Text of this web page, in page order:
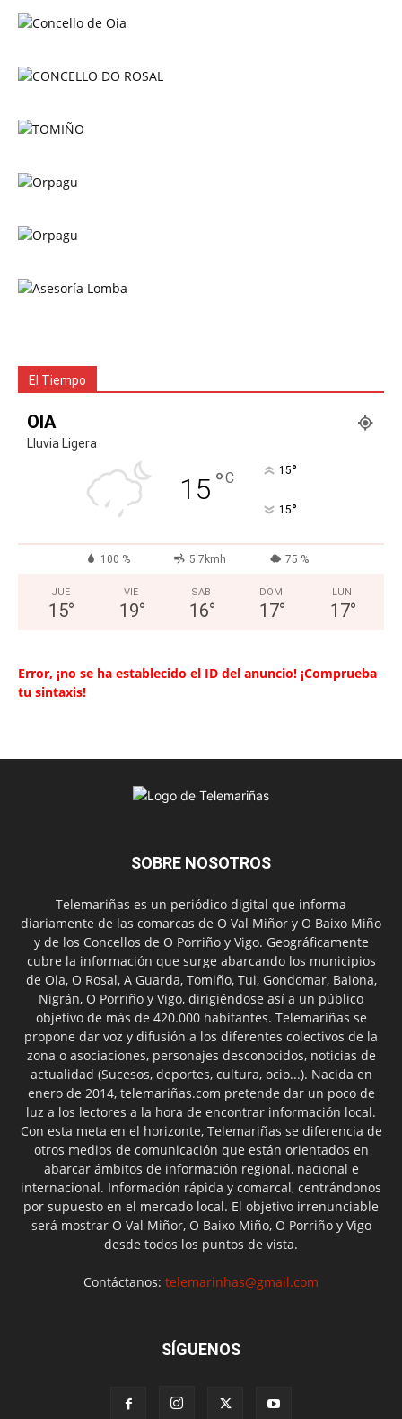
El Tiempo
OIA
Lluvia Ligera
15 °C 15°
15°
100 % 5.7kmh 75 %
JUE
15°
VIE
19°
SAB
16°
DOM
17°
LUN
17°
Error, ¡no se ha establecido el ID del anuncio! ¡Comprueba
tu sintaxis!
SOBRE NOSOTROS
Telemariñas es un periódico digital que informa
diariamente de las comarcas de O Val Miñor y O Baixo Miño
y de los Concellos de O Porriño y Vigo. Geográficamente
cubre la información que surge abarcando los municipios
de Oia, O Rosal, A Guarda, Tomiño, Tui, Gondomar, Baiona,
Nigrán, O Porriño y Vigo, dirigiéndose así a un público
objetivo de más de 420.000 habitantes. Telemariñas se
propone dar voz y difusión a los diferentes colectivos de la
zona o asociaciones, personajes desconocidos, noticias de
actualidad (Sucesos, deportes, cultura, ocio...). Nacida en
enero de 2014, telemariñas.com pretende dar un poco de
luz a los lectores a la hora de encontrar información local.
Con esta meta en el horizonte, Telemariñas se diferencia de
otros medios de comunicación que están orientados en
abarcar ámbitos de información regional, nacional e
internacional. Información rápida y comarcal, centrándonos
por supuesto en el mercado local. El objetivo irrenunciable
será mostrar O Val Miñor, O Baixo Miño, O Porriño y Vigo
desde todos los puntos de vista.
Contáctanos: telemarinhas@gmail.com
SÍGUENOS